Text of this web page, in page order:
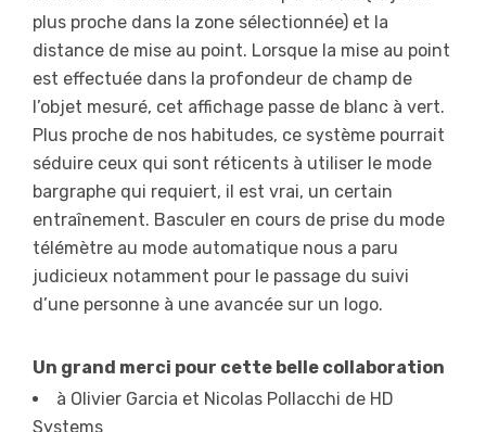
plus proche dans la zone sélectionnée) et la
distance de mise au point. Lorsque la mise au point
est effectuée dans la profondeur de champ de
l’objet mesuré, cet affichage passe de blanc à vert.
Plus proche de nos habitudes, ce système pourrait
séduire ceux qui sont réticents à utiliser le mode
bargraphe qui requiert, il est vrai, un certain
entraînement. Basculer en cours de prise du mode
télémètre au mode automatique nous a paru
judicieux notamment pour le passage du suivi
d’une personne à une avancée sur un logo.
Un grand merci pour cette belle collaboration
à Olivier Garcia et Nicolas Pollacchi de HD
Systems